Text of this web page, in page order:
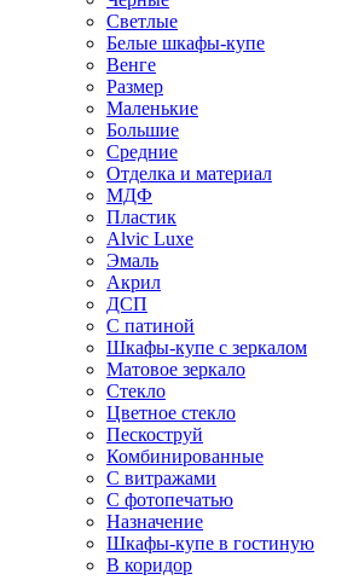
Светлые
Белые шкафы-купе
Венге
Размер
Маленькие
Большие
Средние
Отделка и материал
МДФ
Пластик
Alvic Luxe
Эмаль
Акрил
ДСП
С патиной
Шкафы-купе с зеркалом
Матовое зеркало
Стекло
Цветное стекло
Пескоструй
Комбинированные
С витражами
С фотопечатью
Назначение
Шкафы-купе в гостиную
В коридор